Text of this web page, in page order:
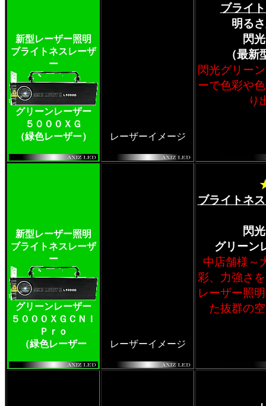
新型レーザー照明
ブライトネスレーザ
ー
グリーンレーザー
５０００ＸＧ
（緑色レーザー）
レーザーイメージ
ブライ
明る
閃
（最
閃光グリー
ーで色彩や
り
新型レーザー照明
ブライトネスレーザ
ー
グリーンレーザー
５０００ＸＧＣＮＩ
Ｐｒｏ
（緑色レーザー
レーザーイメージ
ブライトネ
閃
グリーン
中店舗様～
彩、力強さ
レーザー照
た抜群の